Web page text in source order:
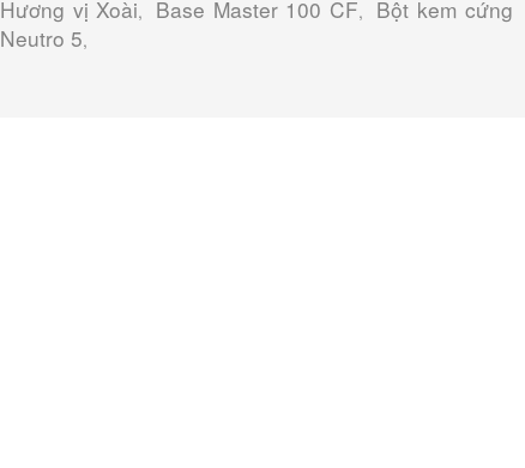
Hương vị Xoài, Base Master 100 CF, Bột kem cứng
Neutro 5,